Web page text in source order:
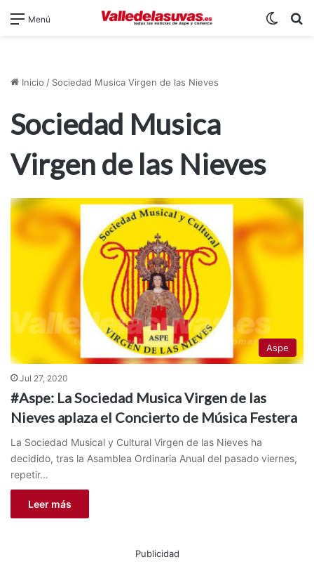
Menú
Inicio / Sociedad Musica Virgen de las Nieves
Sociedad Musica
Virgen de las Nieves
Aspe
Jul 27, 2020
#Aspe: La Sociedad Musica Virgen de las
Nieves aplaza el Concierto de Música Festera
La Sociedad Musical y Cultural Virgen de las Nieves ha
decidido, tras la Asamblea Ordinaria Anual del pasado viernes,
repetir…
Leer más
Publicidad